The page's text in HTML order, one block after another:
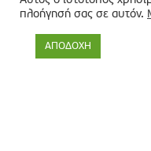
Προστασίας
Θωμάς Ρουμπάκος
πλοήγησή σας σε αυτόν.
ΑΠΟΔΟΧΗ